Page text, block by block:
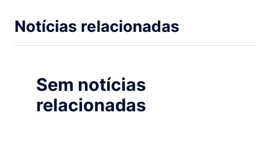
Notícias relacionadas
Sem notícias
relacionadas